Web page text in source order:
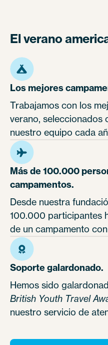
El verano
Los mejores
Trabajamos con los
verano, seleccionados
nuestro equipo cada
Más de 100.000
campamentos.
Desde nuestra
100.000 participantes
de un campamento
Soporte galardonado.
Hemos sido
British Youth Travel
nuestro servicio de